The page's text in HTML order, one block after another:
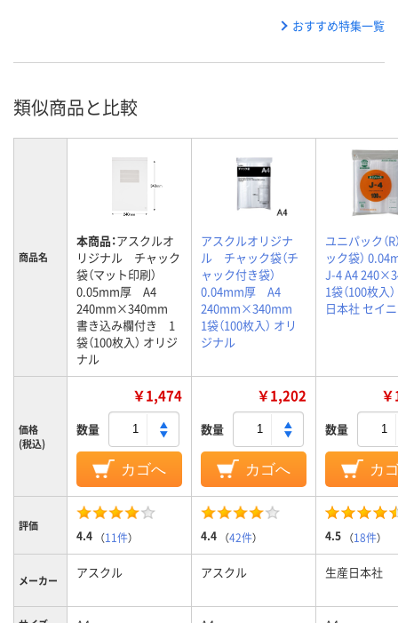
おすすめ特集一覧
類似商品と比較
商品名
本商品：アスクルオ
リジナル チャック
袋（マット印刷）
0.05mm厚 A4
240mm×340mm
書き込み欄付き 1
袋（100枚入） オリジ
ナル
アスクルオリジナ
ル チャック袋（チ
ャック付き袋）
0.04mm厚 A4
240mm×340mm
1袋（100枚入） オリ
ジナル
ユニパック（R
ック袋）
J-4 A4
1袋（100枚入
日本社 セイ
価格
(税込)
￥1,474
数量
カゴへ
￥1,202
数量
カゴへ
数量
カ
評価
4.4 （11件） 4.4 （42件） 4.5 （18件）
メーカー アスクル アスクル 生産日本社